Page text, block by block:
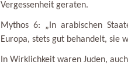
Vergessenheit geraten.
Mythos 6: „In arabischen
Europa, stets gut behandelt, sie
In Wirklichkeit waren Juden,